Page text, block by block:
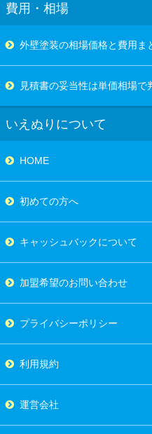
費用・相場
外壁塗装の相場価格と費用ま
見積書の妥当性は単価相場で
いえぬりについて
HOME
初めての方へ
キャッシュバックについて
加盟希望のお問い合わせ
プライバシーポリシー
利用規約
運営会社